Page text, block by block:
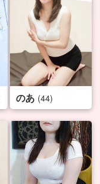
のあ (44)